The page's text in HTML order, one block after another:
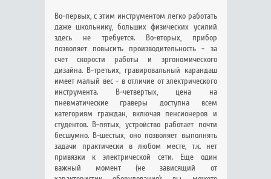
Во-первых, с этим инструментом легко работать
даже школьнику, больших физических усилий
здесь не требуется. Во-вторых, прибор
позволяет повысить производительность - за
счет скорости работы и эргономического
дизайна. В-третьих, гравировальный карандаш
имеет малый вес - в отличие от электрического
инструмента. В-четвертых, цена на
пневматические граверы доступна всем
категориям граждан, включая пенсионеров и
студентов. В-пятых, устройство работает почти
бесшумно. В-шестых, оно позволяет выполнять
задачи практически в любом месте, т.к. нет
привязки к электрической сети. Еще один
важный момент (не зависящий от